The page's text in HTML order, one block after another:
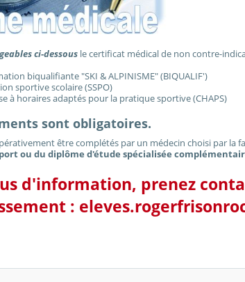
ci-dessous le certificat médical de non contre-
biqualifiante "SKI & ALPINISME" (BIQUALIF')
sportive scolaire (SSPO)
à horaires adaptés pour la pratique sportive (CHAPS)
sont obligatoires.
être complétés par un médecin choisi par la
ou du diplôme d'étude spécialisée
d'information, prenez
: